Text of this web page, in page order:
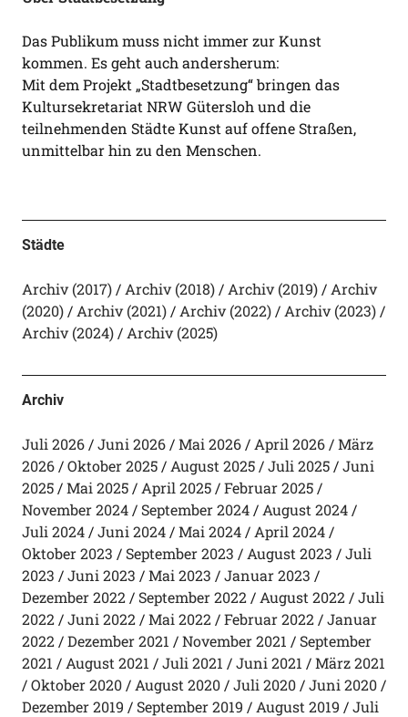
Das Publikum muss nicht immer zur Kunst
kommen. Es geht auch andersherum:
Mit dem Projekt „Stadtbesetzung“ bringen das
Kultursekretariat NRW Gütersloh und die
teilnehmenden Städte Kunst auf offene Straßen,
unmittelbar hin zu den Menschen.
Städte
Archiv (2017) Archiv (2018) Archiv (2019)
Archiv
(2020)
Archiv (2021) Archiv (2022)
Archiv (2023)
Archiv (2024)
Archiv (2025)
Archiv
Juli 2026 Juni 2026 Mai 2026 April 2026
März
2026
Oktober 2025 August 2025 Juli 2025
Juni
2025
Mai 2025 April 2025
Februar 2025
November 2024
September 2024
August 2024
Juli 2024
Juni 2024 Mai 2024
April 2024
Oktober 2023
September 2023 August 2023
Juli
2023
Juni 2023 Mai 2023
Januar 2023
Dezember 2022
September 2022 August 2022
Juli
2022
Juni 2022 Mai 2022 Februar 2022
Januar
2022
Dezember 2021 November 2021
September
2021
August 2021 Juli 2021 Juni 2021
März 2021
Oktober 2020
August 2020 Juli 2020
Juni 2020
Dezember 2019
September 2019 August 2019
Juli